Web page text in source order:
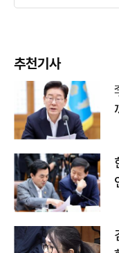
추천기사